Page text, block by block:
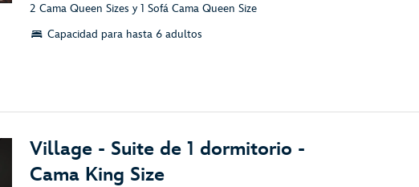
2 Cama Queen Sizes y 1 Sofá Cama Queen Size
Capacidad para hasta 6 adultos
Village - Suite de 1 dormitorio -
Cama King Size